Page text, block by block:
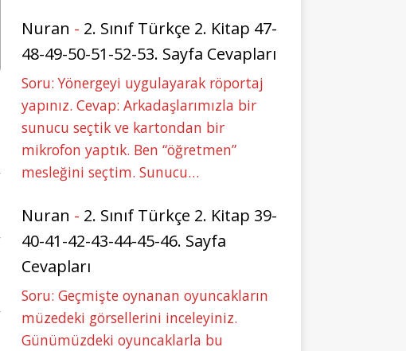
Nuran - 2. Sınıf Türkçe 2. Kitap 47-
48-49-50-51-52-53. Sayfa Cevapları
Soru: Yönergeyi uygulayarak röportaj
yapınız. Cevap: Arkadaşlarımızla bir
sunucu seçtik ve kartondan bir
mikrofon yaptık. Ben “öğretmen”
mesleğini seçtim. Sunucu…
Nuran - 2. Sınıf Türkçe 2. Kitap 39-
40-41-42-43-44-45-46. Sayfa
Cevapları
Soru: Geçmişte oynanan oyuncakların
müzedeki görsellerini inceleyiniz.
Günümüzdeki oyuncaklarla bu